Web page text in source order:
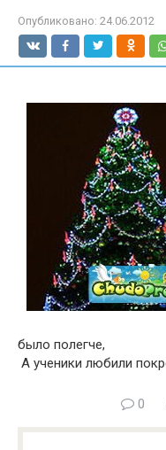
Опубликовано: 24.06.2012
было полегче,
А ученики любили
0